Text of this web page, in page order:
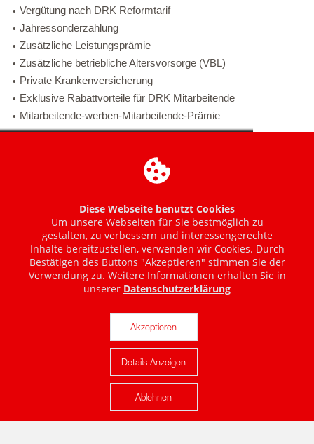
Karte anzeigen
Diese Webseite benutzt Cookies
Um unsere Webseiten für Sie bestmöglich zu
gestalten, zu verbessern und interessengerechte
Inhalte bereitzustellen, verwenden wir Cookies. Durch
Bestätigen des Buttons "Akzeptieren" stimmen Sie der
Verwendung zu. Weitere Informationen erhalten Sie in
unserer Datenschutzerklärung
Akzeptieren
Details Anzeigen
Ablehnen